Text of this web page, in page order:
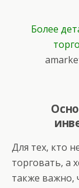
Более
Для тех, кто
торговать, а
также важно,